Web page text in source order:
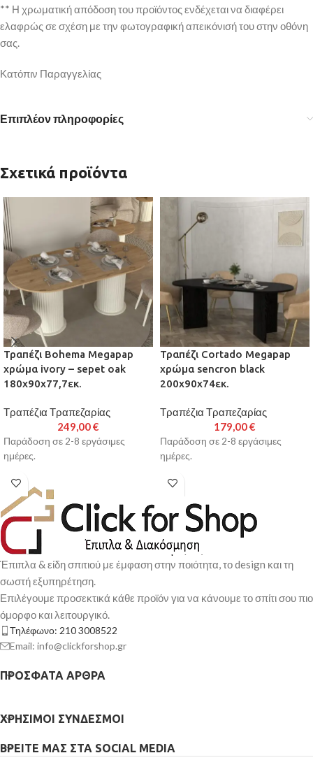
** Η χρωματική απόδοση του προϊόντος ενδέχεται να διαφέρει
ελαφρώς σε σχέση με την φωτογραφική απεικόνισή του στην οθόνη
σας.
Κατόπιν Παραγγελίας
Επιπλέον πληροφορίες
Σχετικά προϊόντα
Τραπέζι Bohema Megapap
χρώμα ivory – sepet oak
180x90x77,7εκ.
Τραπέζια Τραπεζαρίας
249,00€
Παράδοση σε 2-8 εργάσιμες
ημέρες.
Τραπέζι Cortado Megapap
χρώμα sencron black
200x90x74εκ.
Τραπέζια Τραπεζαρίας
179,00€
Παράδοση σε 2-8 εργάσιμες
ημέρες.
Έπιπλα & είδη σπιτιού με έμφαση στην ποιότητα, το design και τη
σωστή εξυπηρέτηση.
Επιλέγουμε προσεκτικά κάθε προϊόν για να κάνουμε το σπίτι σου πιο
όμορφο και λειτουργικό.
Τηλέφωνο: 210 3008522
Email: info@clickforshop.gr
ΠΡΌΣΦΑΤΑ ΆΡΘΡΑ
ΧΡΉΣΙΜΟΙ ΣΎΝΔΕΣΜΟΙ
ΒΡΕΊΤΕ ΜΑΣ ΣΤΑ SOCIAL MEDIA